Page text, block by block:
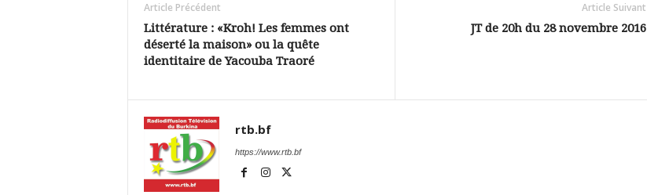
Article Précédent
Littérature : «Kroh! Les femmes ont
déserté la maison» ou la quête
identitaire de Yacouba Traoré
Article Suivant
JT de 20h du 28 novembre 2016
rtb.bf
https://www.rtb.bf